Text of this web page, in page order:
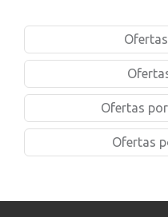
Ofertas
Ofertas